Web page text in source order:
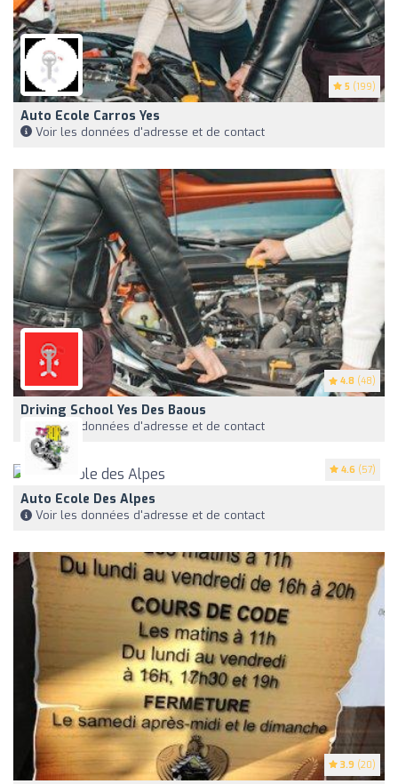
5 (199)
Auto Ecole Carros Yes
Voir les données d'adresse et de contact
4.8 (48)
Driving School Yes Des Baous
Voir les données d'adresse et de contact
4.6 (57)
Auto Ecole Des Alpes
Voir les données d'adresse et de contact
3.9 (20)